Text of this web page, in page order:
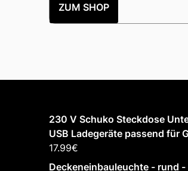
ZUM SHOP
230 V Schuko Steckdose
USB Ladegeräte passend für
17.99€
Deckeneinbauleuchte - rund